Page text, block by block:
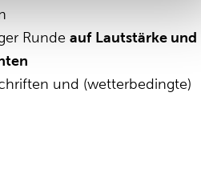
Runde auf Lautstärke und
und (wetterbedingte)